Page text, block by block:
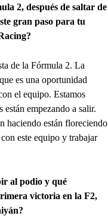
2, después de saltar de
gran paso para tu
de la Fórmula 2. La
es una oportunidad
el equipo. Estamos
empezando a salir.
haciendo están floreciendo
este equipo y trabajar
al podio y qué
victoria en la F2,